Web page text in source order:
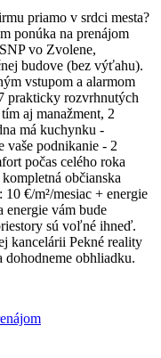
priamo v srdci mesta?
ponúka na prenájom
vo Zvolene,
budove (bez výťahu).
vstupom a alarmom
prakticky rozvrhnutých
aj manažment, 2
má kuchynku -
vaše podnikanie - 2
počas celého roka
občianska
€/m²/mesiac + energie
energie vám bude
sú voľné ihneď.
kancelárii Pekné reality
dohodneme obhliadku.